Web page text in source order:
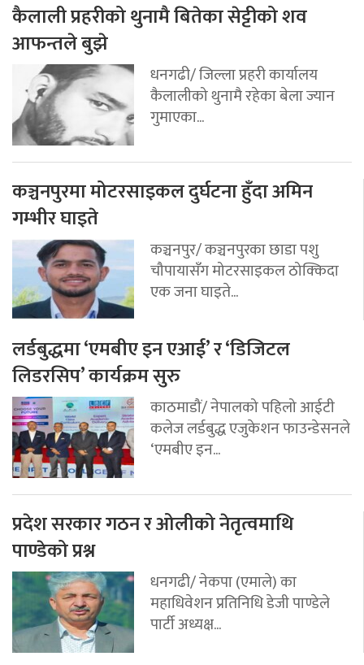
कैलाली प्रहरीको थुनामै बितेका सेट्टीको शव
आफन्तले बुझे
धनगढी/ जिल्ला प्रहरी कार्यालय
कैलालीको थुनामै रहेका बेला ज्यान
गुमाएका...
कञ्चनपुरमा मोटरसाइकल दुर्घटना हुँदा अमिन
गम्भीर घाइते
कञ्चनपुर/ कञ्चनपुरका छाडा पशु
चौपायासँग मोटरसाइकल ठोक्किदा
एक जना घाइते...
लर्डबुद्धमा ‘एमबीए इन एआई’ र ‘डिजिटल
लिडरसिप’ कार्यक्रम सुरु
काठमाडौं/ नेपालको पहिलो आईटी
कलेज लर्डबुद्ध एजुकेशन फाउन्डेसनले
‘एमबीए इन...
प्रदेश सरकार गठन र ओलीको नेतृत्वमाथि
पाण्डेको प्रश्न
धनगढी/ नेकपा (एमाले) का
महाधिवेशन प्रतिनिधि डेजी पाण्डेले
पार्टी अध्यक्ष...